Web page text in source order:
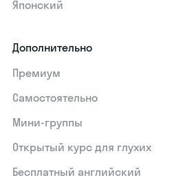
Японский
Дополнительно
Премиум
Самостоятельно
Мини-группы
Открытый курс для глухих
Бесплатный английский